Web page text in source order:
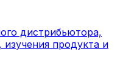
дистрибьютора,
продукта и